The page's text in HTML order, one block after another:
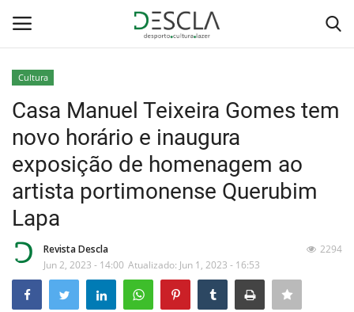
Home
...by Descla
Desporto
Contactos
Sobre Nós
Cultura
Casa Manuel Teixeira Gomes tem
novo horário e inaugura
exposição de homenagem ao
artista portimonense Querubim
Lapa
Revista Descla
Jun 2, 2023 - 14:00 Atualizado: Jun 1, 2023 - 16:53
2294